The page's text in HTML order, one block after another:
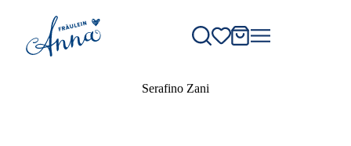
Serafino Zani